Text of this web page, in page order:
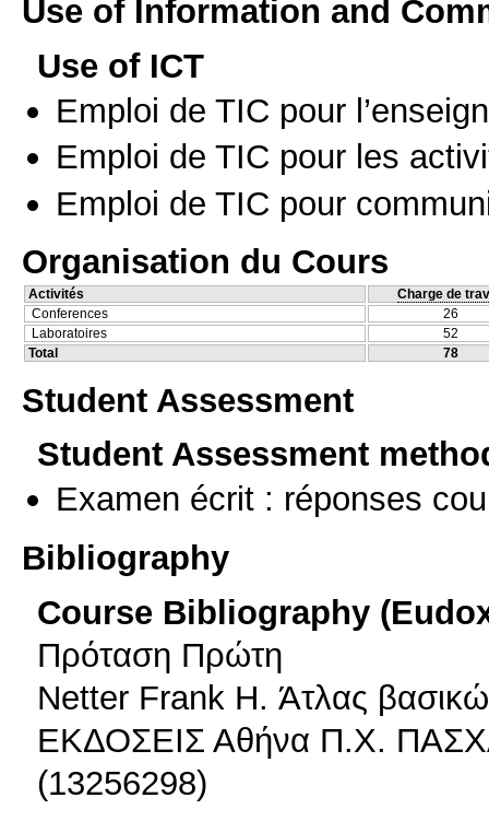
Use of Information and
Use of ICT
Emploi de TIC pour
Emploi de TIC pour les
Emploi de TIC pour
Organisation du Cours
Activités
Charge de
Conferences
26
Laboratoires
52
Total
78
Student Assessment
Student Assessment
Examen écrit : réponses
Bibliography
Course Bibliography
Πρόταση Πρώτη
Netter Frank H. Άτλας
ΕΚΔΟΣΕΙΣ Αθήνα Π.Χ.
(13256298)